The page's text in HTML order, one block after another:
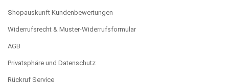
Shopauskunft Kundenbewertungen
Widerrufsrecht & Muster-Widerrufsformular
AGB
Privatsphäre und Datenschutz
Rückruf Service